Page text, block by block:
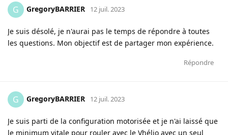
G GregoryBARRIER 12 juil. 2023
Je suis désolé, je n'aurai pas le temps de répondre à toutes
les questions. Mon objectif est de partager mon expérience.
Répondre
G GregoryBARRIER 12 juil. 2023
Je suis parti de la configuration motorisée et je n'ai laissé que
le minimum vitale pour rouler avec le Vhélio avec un seul